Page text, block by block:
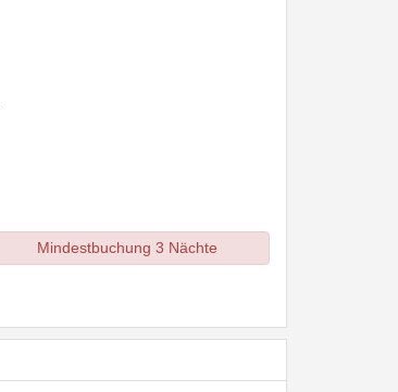
Mindestbuchung 3 Nächte